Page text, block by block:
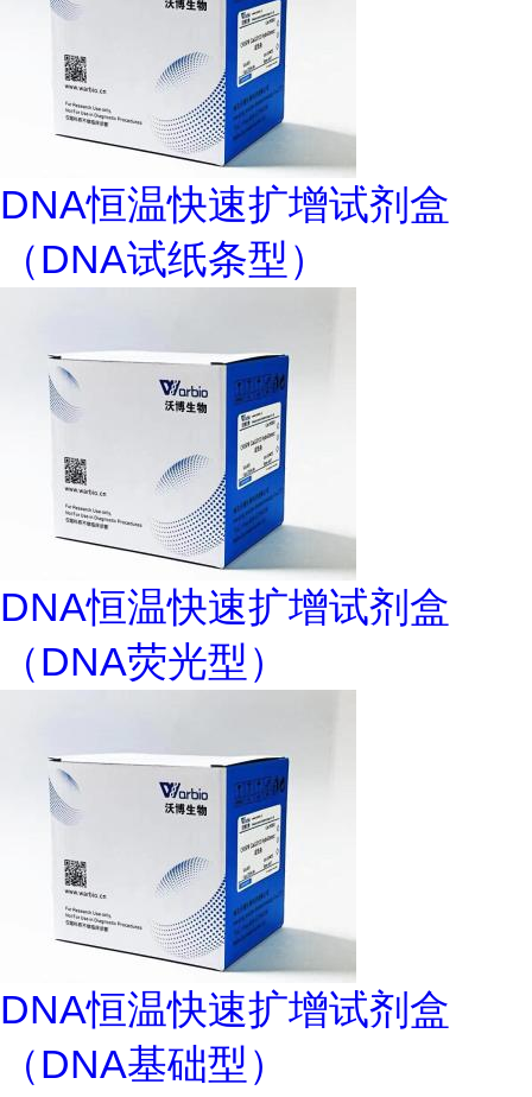
DNA恒温快速扩增试剂盒
（DNA试纸条型）
DNA恒温快速扩增试剂盒
（DNA荧光型）
DNA恒温快速扩增试剂盒
（DNA基础型）